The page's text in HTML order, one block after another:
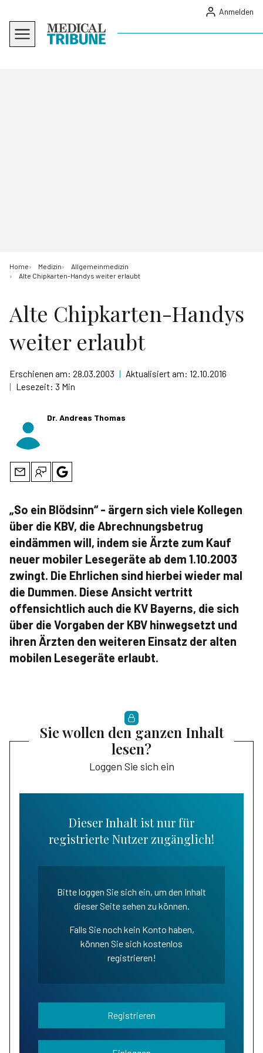
Anmelden
Home Medizin
Allgemeinmedizin
Alte Chipkarten-Handys weiter erlaubt
Alte Chipkarten-Handys
weiter erlaubt
Erschienen am: 28.03.2003 | Aktualisiert am: 12.10.2016
| Lesezeit: 3 Min
Dr. Andreas Thomas
„So ein Blödsinn“ - ärgern sich viele Kollegen
über die KBV, die Abrechnungsbetrug
eindämmen will, indem sie Ärzte zum Kauf
neuer mobiler Lesegeräte ab dem 1.10.2003
zwingt. Die Ehrlichen sind hierbei wieder mal
die Dummen. Diese Ansicht vertritt
offensichtlich auch die KV Bayerns, die sich
über die Vorgaben der KBV hinwegsetzt und
ihren Ärzten den weiteren Einsatz der alten
mobilen Lesegeräte erlaubt.
Sie wollen den ganzen Inhalt
lesen?
Loggen Sie sich ein
Dieser Inhalt ist nur für
registrierte Nutzer zugänglich!
Bitte loggen Sie sich ein, um den Inhalt
dieser Seite sehen zu können.
Falls Sie noch kein Konto haben,
können Sie sich kostenlos
registrieren!
Registrieren